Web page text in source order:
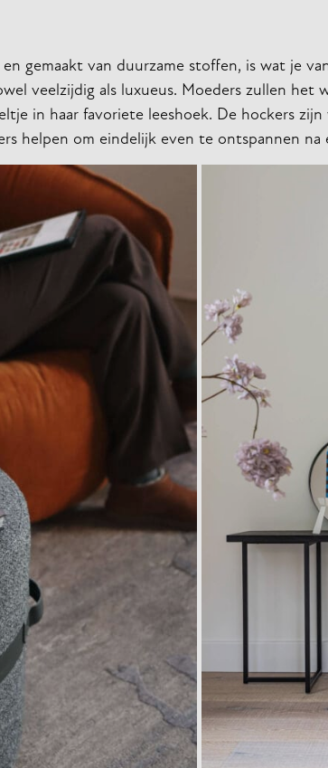
gemaakt van duurzame stoffen, is wat je
veelzijdig als luxueus. Moeders zullen het
in haar favoriete leeshoek. De hockers
helpen om eindelijk even te ontspannen na